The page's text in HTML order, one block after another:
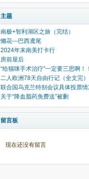
主题
南极+智利湖区之旅（完结）
懒花---巴西鸢尾
2024年末南美打卡行
房前屋后
“给猫咪手术治疗”一定要三思啊！
二人欧洲78天自由行记（全文完）
联合国乌克兰特别会议具体投票
关于“降血脂药免费送”被删
留言板
现在还没有留言